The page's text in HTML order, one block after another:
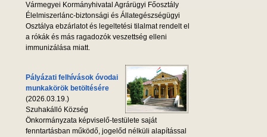
Vármegyei Kormányhivatal Agrárügyi Főosztály
Élelmiszerlánc-biztonsági és Állategészségügyi
Osztálya ebzárlatot és legeltetési tilalmat rendelt el
a rókák és más ragadozók veszettség elleni
immunizálása miatt.
Pályázati felhívások óvodai
munkakörök betöltésére
(2026.03.19.)
Szuhakálló Község
Önkormányzata képviselő-testülete saját
fenntartásban működő, jogelőd nélküli alapítással